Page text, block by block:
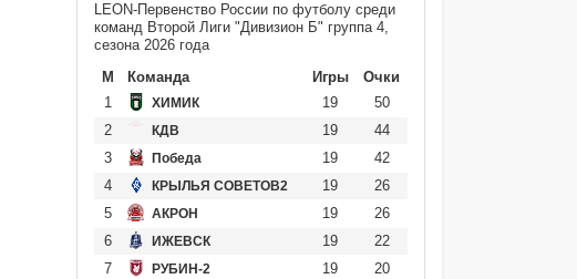
LEON-Первенство России по футболу среди
команд Второй Лиги "Дивизион Б" группа 4,
сезона 2026 года
М
Команда Игры
Очки
1
ХИМИК 19
50
2
КДВ 19
44
3
Победа 19
42
4
КРЫЛЬЯ СОВЕТОВ2 19
26
5
АКРОН 19
26
6
ИЖЕВСК 19
22
7
РУБИН-2 19
20